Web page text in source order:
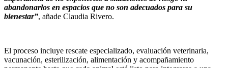
abandonarlos en espacios que no son adecuados para su
bienestar”, añade Claudia Rivero.
El proceso incluye rescate especializado, evaluación veterinaria,
vacunación, esterilización, alimentación y acompañamiento